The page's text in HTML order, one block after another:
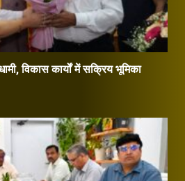
विकास कार्यों में सक्रिय भूमिका